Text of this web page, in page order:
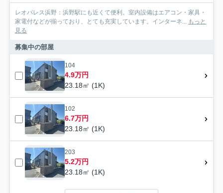
レオパレス浜野：浜野駅にも近くて便利。室内設備はエアコン・家具・
家電付などが揃っており、とても充実しています。インターネ... もっと
見る
募集中の部屋
104
4.9万円
23.18㎡ (1K)
102
6.7万円
23.18㎡ (1K)
203
5.2万円
23.18㎡ (1K)